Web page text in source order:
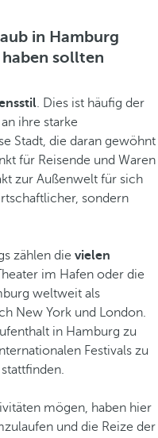
in Hamburg
sollten
. Dies ist häufig der
ihre starke
Stadt, die daran gewöhnt
für Reisende und Waren
zur Außenwelt für sich
sondern
zählen die vielen
im Hafen oder die
weltweit als
New York und London.
in Hamburg zu
Festivals zu
mögen, haben hier
und die Reize der